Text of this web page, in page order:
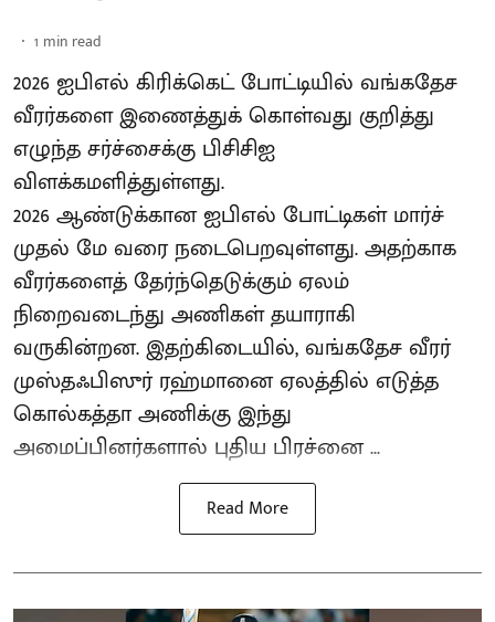
1 min read
2026 ஐபிஎல் கிரிக்கெட் போட்டியில் வங்கதேச
வீரர்களை இணைத்துக் கொள்வது குறித்து
எழுந்த சர்ச்சைக்கு பிசிசிஐ
விளக்கமளித்துள்ளது.
2026 ஆண்டுக்கான ஐபிஎல் போட்டிகள் மார்ச்
முதல் மே வரை நடைபெறவுள்ளது. அதற்காக
வீரர்களைத் தேர்ந்தெடுக்கும் ஏலம்
நிறைவடைந்து அணிகள் தயாராகி
வருகின்றன. இதற்கிடையில், வங்கதேச வீரர்
முஸ்தஃபிஸுர் ரஹ்மானை ஏலத்தில் எடுத்த
கொல்கத்தா அணிக்கு இந்து
அமைப்பினர்களால் புதிய பிரச்னை ...
Read More